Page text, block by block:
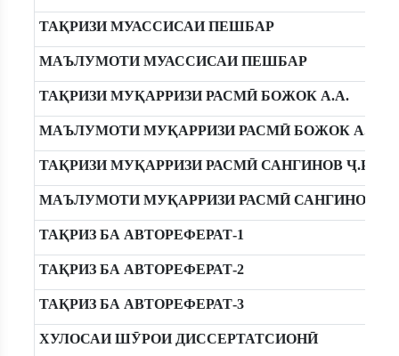
ТАҚРИЗИ МУАССИСАИ ПЕШБАР
МАЪЛУМОТИ МУАССИСАИ ПЕШБАР
ТАҚРИЗИ МУҚАРРИЗИ РАСМӢ БОЖОК А.А.
МАЪЛУМОТИ МУҚАРРИЗИ РАСМӢ БОЖОК А.А.
ТАҚРИЗИ МУҚАРРИЗИ РАСМӢ САНГИНОВ Ҷ.Р.
МАЪЛУМОТИ МУҚАРРИЗИ РАСМӢ САНГИНОВ
ТАҚРИЗ БА АВТОРЕФЕРАТ-1
ТАҚРИЗ БА АВТОРЕФЕРАТ-2
ТАҚРИЗ БА АВТОРЕФЕРАТ-3
ХУЛОСАИ ШӮРОИ ДИССЕРТАТСИОНӢ